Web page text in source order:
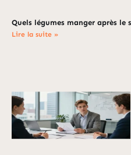
Quels légumes manger après le
Lire la suite »